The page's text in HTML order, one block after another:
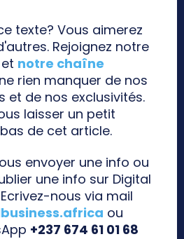
texte? Vous aimerez
Rejoignez notre
et notre chaîne
rien manquer de nos
et de nos exclusivités.
laisser un petit
de cet article.
envoyer une info ou
une info sur Digital
nous via mail
ou
+237 674 61 01 68